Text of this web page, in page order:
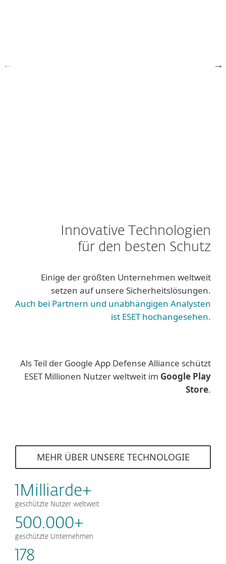
Innovative Technologien
für den besten Schutz
Einige der größten Unternehmen weltweit
setzen auf unsere Sicherheitslösungen.
Auch bei Partnern und unabhängigen Analysten
ist ESET hochangesehen.
Als Teil der Google App Defense Alliance schützt
ESET Millionen Nutzer weltweit im Google Play
Store.
MEHR ÜBER UNSERE TECHNOLOGIE
1Milliarde+
geschützte Nutzer weltweit
500.000+
geschützte Unternehmen
178